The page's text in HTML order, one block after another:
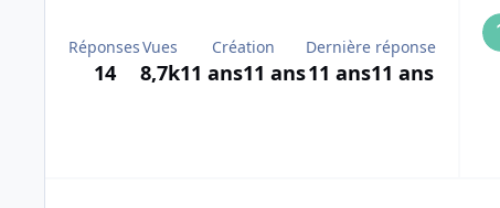
Réponses
14
Vues
8,7k
Création
11 ans11 ans
Dernière réponse
11 ans11 ans